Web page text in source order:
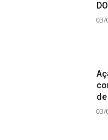
03/
03/